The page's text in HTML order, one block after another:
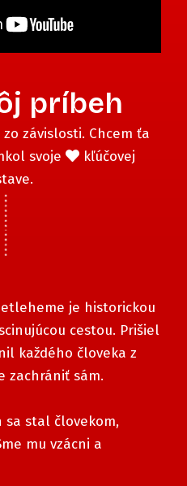
príbeh
závislosti. Chcem ťa
svoje
kľúčovej
je historickou
cestou. Prišiel
každého človeka z
zachrániť sám.
sa stal človekom,
mu vzácni a